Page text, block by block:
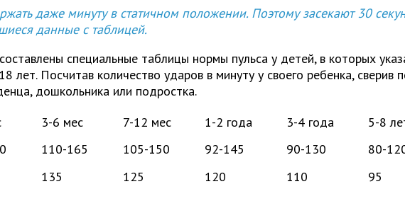
даже минуту в статичном положении. Поэтому засекают 30
данные с таблицей.
специальные таблицы нормы пульса у детей, в которых
лет. Посчитав количество ударов в минуту у своего ребенка,
дошкольника или подростка.
3-6 мес 7-12 мес 1-2 года 3-4 года 5-8
110-165 105-150 92-145 90-130 80-
135 125 120 110 95